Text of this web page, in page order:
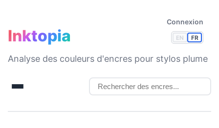
EN FR
Connexion
Inktopia
Analyse des couleurs d'encres pour stylos plume